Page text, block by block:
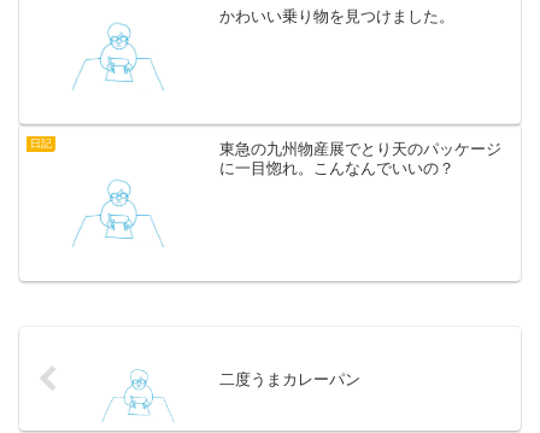
かわいい乗り物を見つけました。
日記
東急の九州物産展でとり天のパッケージ
に一目惚れ。こんなんでいいの？
二度うまカレーパン